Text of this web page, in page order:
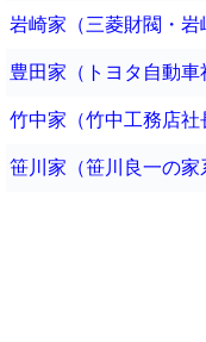
岩崎家（三菱財閥・岩
豊田家（トヨタ自動車
竹中家（竹中工務店社
笹川家（笹川良一の家